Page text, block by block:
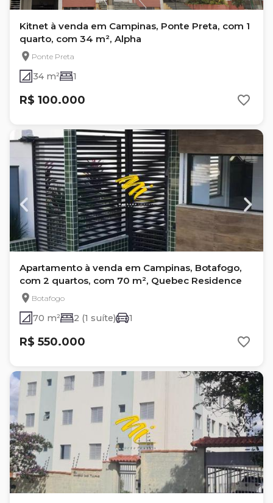
Kitnet à venda em Campinas, Ponte Preta, com 1
quarto, com 34 m², Alpha
Ponte Preta
34 m² 1
R$ 100.000
Apartamento à venda em Campinas, Botafogo,
com 2 quartos, com 70 m², Quebec Residence
Botafogo
70 m² 2 (1 suíte) 1
R$ 550.000